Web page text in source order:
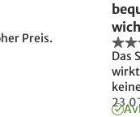
Preis.
Das
voll